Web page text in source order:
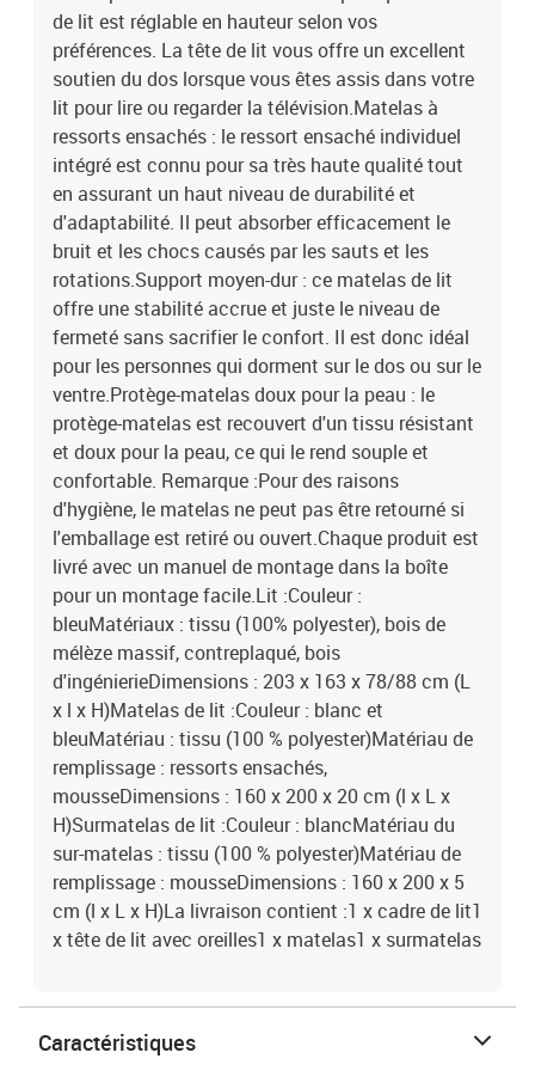
de lit est réglable en hauteur selon vos
préférences. La tête de lit vous offre un excellent
soutien du dos lorsque vous êtes assis dans votre
lit pour lire ou regarder la télévision.Matelas à
ressorts ensachés : le ressort ensaché individuel
intégré est connu pour sa très haute qualité tout
en assurant un haut niveau de durabilité et
d'adaptabilité. Il peut absorber efficacement le
bruit et les chocs causés par les sauts et les
rotations.Support moyen-dur : ce matelas de lit
offre une stabilité accrue et juste le niveau de
fermeté sans sacrifier le confort. Il est donc idéal
pour les personnes qui dorment sur le dos ou sur le
ventre.Protège-matelas doux pour la peau : le
protège-matelas est recouvert d'un tissu résistant
et doux pour la peau, ce qui le rend souple et
confortable. Remarque :Pour des raisons
d'hygiène, le matelas ne peut pas être retourné si
l'emballage est retiré ou ouvert.Chaque produit est
livré avec un manuel de montage dans la boîte
pour un montage facile.Lit :Couleur :
bleuMatériaux : tissu (100% polyester), bois de
mélèze massif, contreplaqué, bois
d'ingénierieDimensions : 203 x 163 x 78/88 cm (L
x l x H)Matelas de lit :Couleur : blanc et
bleuMatériau : tissu (100 % polyester)Matériau de
remplissage : ressorts ensachés,
mousseDimensions : 160 x 200 x 20 cm (l x L x
H)Surmatelas de lit :Couleur : blancMatériau du
sur-matelas : tissu (100 % polyester)Matériau de
remplissage : mousseDimensions : 160 x 200 x 5
cm (l x L x H)La livraison contient :1 x cadre de lit1
x tête de lit avec oreilles1 x matelas1 x surmatelas
Caractéristiques